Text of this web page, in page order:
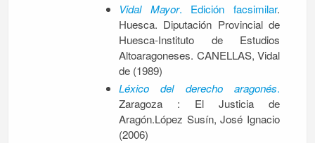
Vidal Mayor. Edición facsimilar.
Huesca. Diputación Provincial de
Huesca-Instituto de Estudios
Altoaragoneses. CANELLAS, Vidal
de (1989)
Léxico del derecho aragonés.
Zaragoza : El Justicia de
Aragón.López Susín, José Ignacio
(2006)